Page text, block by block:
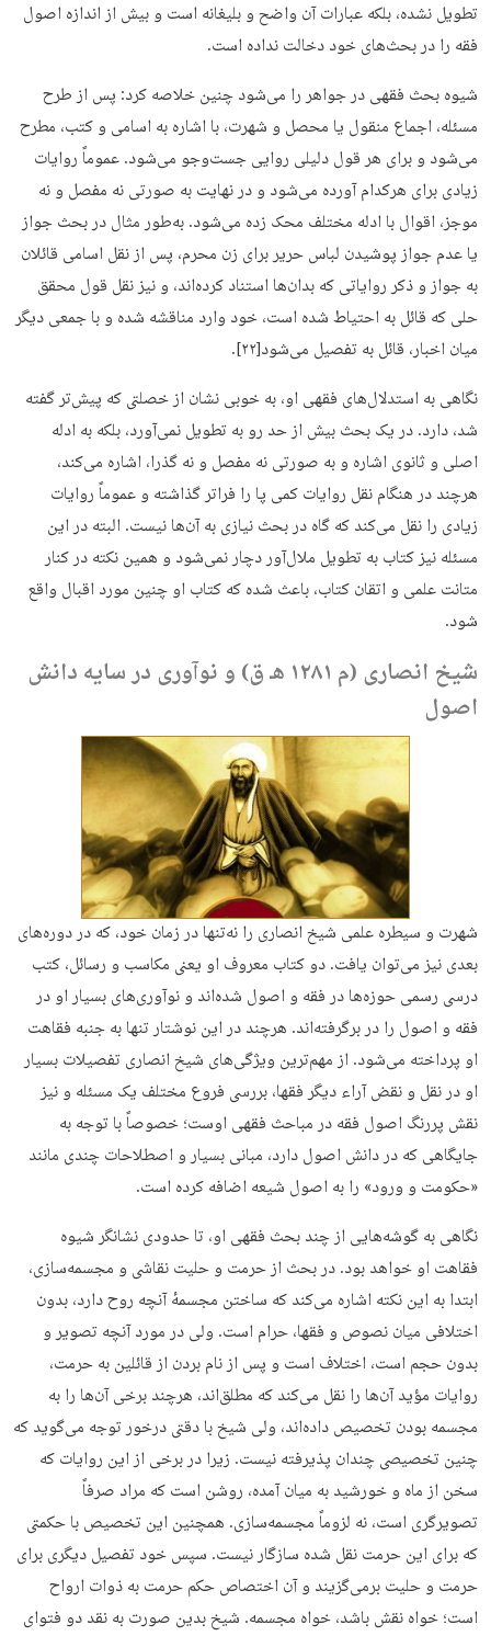
تطویل نشده، بلکه عبارات آن واضح و بلیغانه است و بیش از اندازه اصول
فقه را در بحث‌های خود دخالت نداده است.
شیوه بحث فقهی در جواهر را می‌شود چنین خلاصه کرد: پس از طرح
مسئله، اجماع منقول یا محصل و شهرت، با اشاره به اسامی و کتب، مطرح
می‌شود و برای هر قول دلیلی روایی جست‌وجو می‌شود. عموماً روایات
زیادی برای هرکدام آورده می‌شود و در نهایت به صورتی نه مفصل و نه
موجز، اقوال با ادله مختلف محک زده می‌شود. به‌طور مثال در بحث جواز
یا عدم جواز پوشیدن لباس حریر برای زن محرم، پس از نقل اسامی قائلان
به جواز و ذکر روایاتی که بدان‌ها استناد کرده‌اند، و نیز نقل قول محقق
حلی که قائل به احتیاط شده است، خود وارد مناقشه شده و با جمعی دیگر
میان اخبار، قائل به تفصیل می‌شود[۲۲].
نگاهی به استدلال‌های فقهی او، به خوبی نشان از خصلتی که پیش‌تر گفته
شد، دارد. در یک بحث بیش از حد رو به تطویل نمی‌آورد، بلکه به ادله
اصلی و ثانوی اشاره و به صورتی نه مفصل و نه گذرا، اشاره می‌کند،
هرچند در هنگام نقل روایات کمی پا را فراتر گذاشته و عموماً روایات
زیادی را نقل می‌کند که گاه در بحث نیازی به آن‌ها نیست. البته در این
مسئله نیز کتاب به تطویل ملال‌آور دچار نمی‌شود و همین نکته در کنار
متانت علمی و اتقان کتاب، باعث شده که کتاب او چنین مورد اقبال واقع
شود.
شیخ انصاری (م ۱۲۸۱ هـ ق) و نوآوری در سایه دانش
اصول
شهرت و سیطره علمی شیخ انصاری را نه‌تنها در زمان خود، که در دوره‌های
بعدی نیز می‌توان یافت. دو کتاب معروف او یعنی مکاسب و رسائل، کتب
درسی رسمی حوزه‌ها در فقه و اصول شده‌اند و نوآوری‌های بسیار او در
فقه و اصول را در برگرفته‌اند. هرچند در این نوشتار تنها به جنبه فقاهت
او پرداخته می‌شود. از مهم‌ترین ویژگی‌های شیخ انصاری تفصیلات بسیار
او در نقل و نقض آراء دیگر فقها، بررسی فروع مختلف یک مسئله و نیز
نقش پررنگ اصول فقه در مباحث فقهی اوست؛ خصوصاً با توجه به
جایگاهی که در دانش اصول دارد، مبانی بسیار و اصطلاحات چندی مانند
«حکومت و ورود» را به اصول شیعه اضافه کرده است.
نگاهی به گوشه‌هایی از چند بحث فقهی او، تا حدودی نشانگر شیوه
فقاهت او خواهد بود. در بحث از حرمت و حلیت نقاشی و مجسمه‌سازی،
ابتدا به این نکته اشاره می‌کند که ساختن مجسمهٔ آنچه روح دارد، بدون
اختلافی میان نصوص و فقها، حرام است. ولی در مورد آنچه تصویر و
بدون حجم است، اختلاف است و پس از نام بردن از قائلین به حرمت،
روایات مؤید آن‌ها را نقل می‌کند که مطلق‌اند، هرچند برخی آن‌ها را به
مجسمه بودن تخصیص داده‌اند، ولی شیخ با دقتی درخور توجه می‌گوید که
چنین تخصیصی چندان پذیرفته نیست. زیرا در برخی از این روایات که
سخن از ماه و خورشید به میان آمده، روشن است که مراد صرفاً
تصویرگری است، نه لزوماً مجسمه‌سازی. همچنین این تخصیص با حکمتی
که برای این حرمت نقل شده سازگار نیست. سپس خود تفصیل دیگری برای
حرمت و حلیت برمی‌گزیند و آن اختصاص حکم حرمت به ذوات ارواح
است؛ خواه نقش باشد، خواه مجسمه. شیخ بدین صورت به نقد دو فتوای